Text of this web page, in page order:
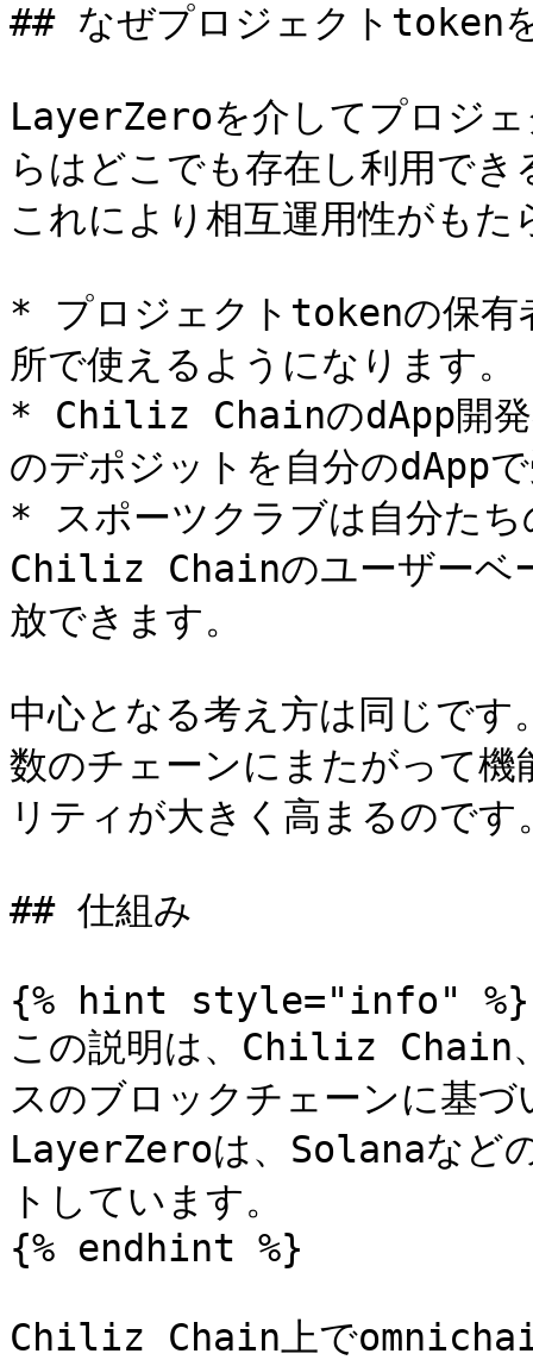
## なぜプロジェクトtoken
LayerZeroを介してプロジ
らはどこでも存在し利用で
これにより相互運用性がもた
* プロジェクトtokenの保有
所で使えるようになります。
* Chiliz ChainのdApp開発
のデポジットを自分のdApp
* スポーツクラブは自分た
Chiliz Chainのユーザーベ
放できます。
中心となる考え方は同じで
数のチェーンにまたがって
リティが大きく高まるのです
## 仕組み
{% hint style="info" %}
この説明は、Chiliz Chain
スのブロックチェーンに基
LayerZeroは、Solanaなど
トしています。
{% endhint %}
Chiliz Chain上で